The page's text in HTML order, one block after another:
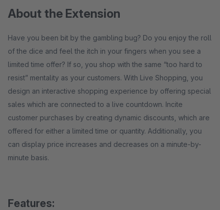
About the Extension
Have you been bit by the gambling bug? Do you enjoy the roll
of the dice and feel the itch in your fingers when you see a
limited time offer? If so, you shop with the same “too hard to
resist” mentality as your customers. With Live Shopping, you
design an interactive shopping experience by offering special
sales which are connected to a live countdown. Incite
customer purchases by creating dynamic discounts, which are
offered for either a limited time or quantity. Additionally, you
can display price increases and decreases on a minute-by-
minute basis.
Features: